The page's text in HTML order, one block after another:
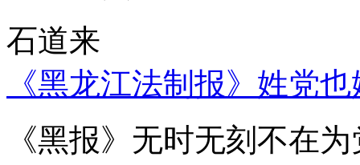
石道来
《黑龙江法制报》姓党
《黑报》无时无刻不在